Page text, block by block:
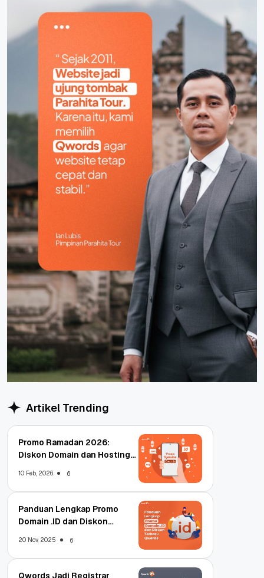
Artikel Trending
Promo Ramadan 2026:
Diskon Domain dan Hosting
10 Feb, 2026 6
Panduan Lengkap Promo
Domain .ID dan Diskon
20 Nov, 2025 6
Qwords Jadi Registrar